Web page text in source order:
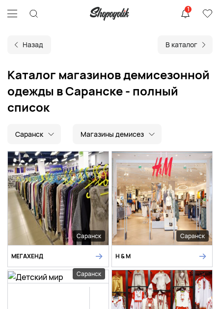
1
Назад В каталог
Каталог магазинов демисезонной
одежды в Саранске - полный
список
Саранск Магазины демисез
Саранск
МЕГАХЕНД
Саранск
H & M
Саранск